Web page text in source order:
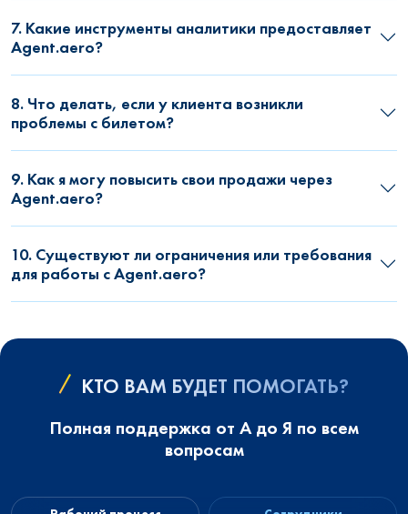
7. Какие инструменты аналитики предоставляет
Agent.aero?
8. Что делать, если у клиента возникли
проблемы с билетом?
9. Как я могу повысить свои продажи через
Agent.aero?
10. Существуют ли ограничения или требования
для работы с Agent.aero?
КТО ВАМ БУДЕТ ПОМОГАТЬ?
Полная поддержка от А до Я по всем
вопросам